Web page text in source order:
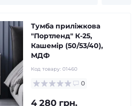
Тумба приліжкова
"Портленд" К-25,
Кашемір (50/53/40),
МДФ
Код товару: 01460
0
4 280 грн.